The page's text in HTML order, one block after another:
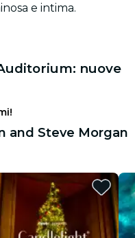
e intima.
nuove
and Steve Morgan